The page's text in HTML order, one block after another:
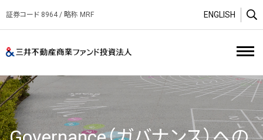
証券コード 8964 / 略称 MRF ENGLISH